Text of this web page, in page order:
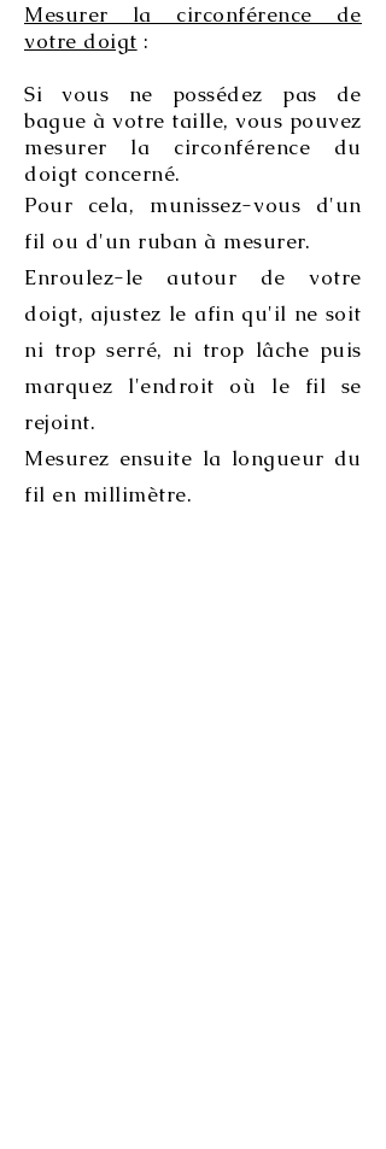
Mesurer la circonférence de
votre doigt :
Si vous ne possédez pas de
bague à votre taille, vous pouvez
mesurer la circonférence du
doigt concerné.
Pour cela, munissez-vous d'un
fil ou d'un ruban à mesurer.
Enroulez-le autour de votre
doigt, ajustez le afin qu'il ne soit
ni trop serré, ni trop lâche puis
marquez l'endroit où le fil se
rejoint.
Mesurez ensuite la longueur du
fil en millimètre.